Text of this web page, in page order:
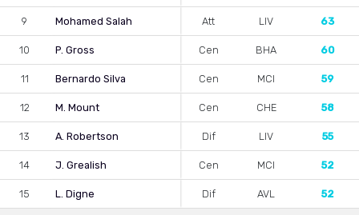
9 Mohamed Salah Att LIV 63
10 P. Gross Cen BHA 60
11 Bernardo Silva Cen MCI 59
12 M. Mount Cen CHE 58
13 A. Robertson Dif LIV 55
14 J. Grealish Cen MCI 52
15 L. Digne Dif AVL 52